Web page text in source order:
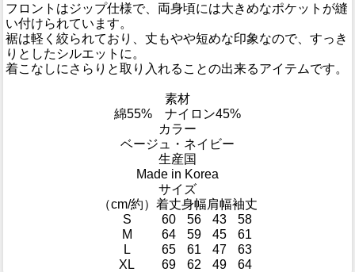
フロントはジップ仕様で、両身頃には大きめなポケットが縫
い付けられています。
裾は軽く絞られており、丈もやや短めな印象なので、すっき
りとしたシルエットに。
着こなしにさらりと取り入れることの出来るアイテムです。
素材
綿55% ナイロン45%
カラー
ベージュ・ネイビー
生産国
Made in Korea
サイズ
（cm/約） 着丈身幅肩幅袖丈
S
60 56 43
58
M
64 59 45
61
L
65 61 47
63
XL
69 62 49
64